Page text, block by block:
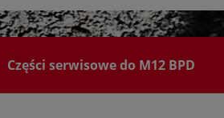
Części serwisowe do M12 BPD